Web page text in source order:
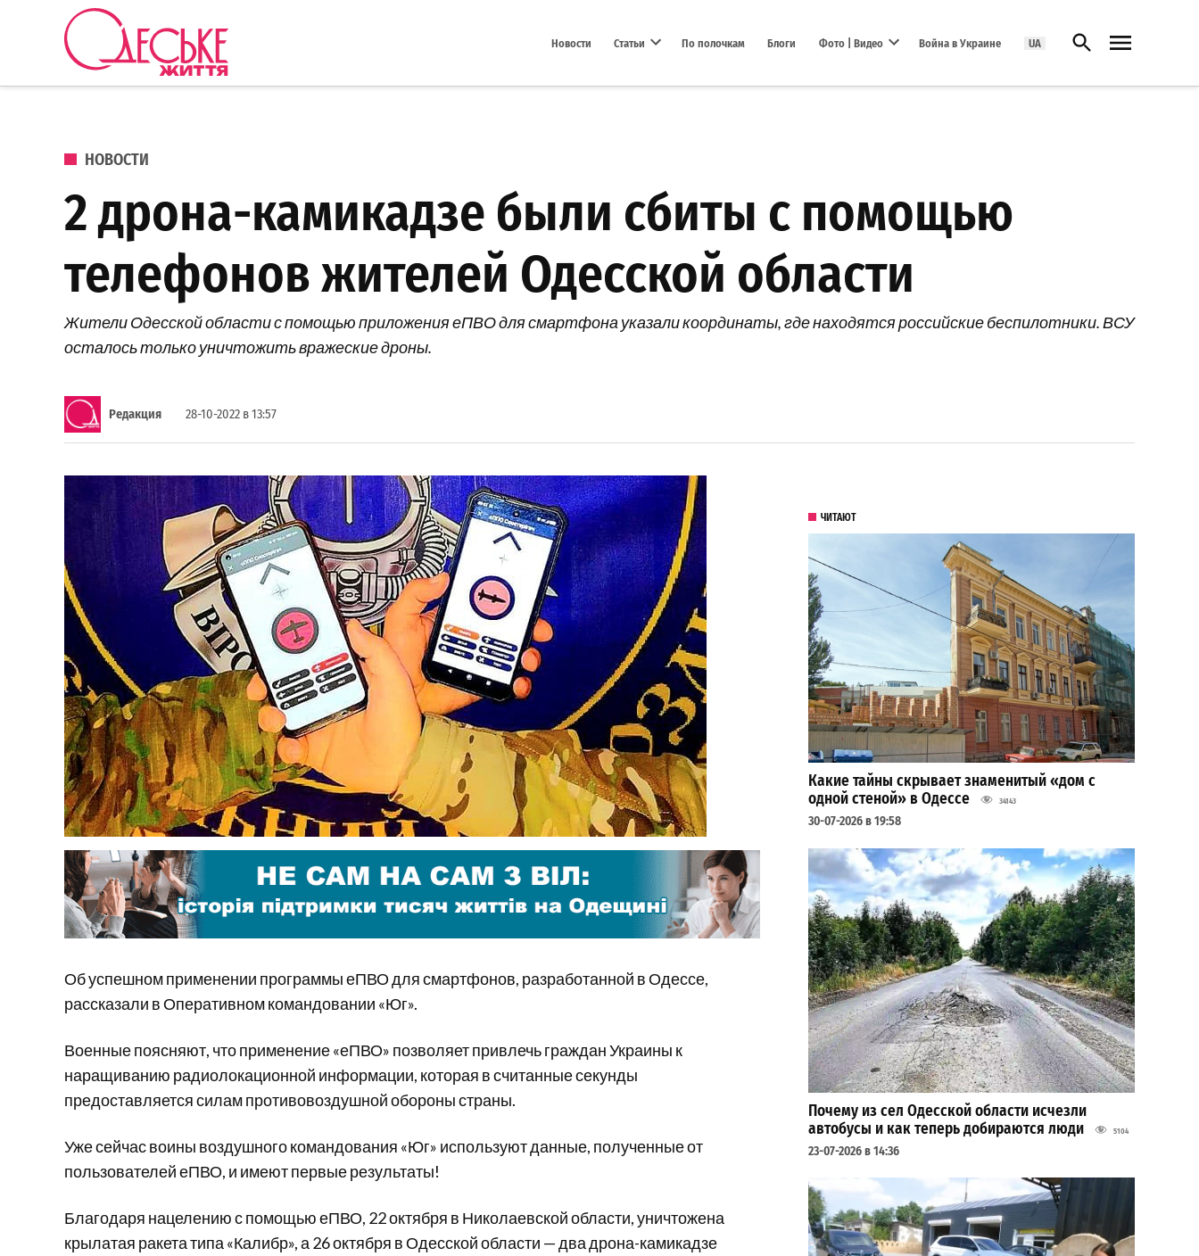
Перейти к содержанию
Новости Статьи По полочкам Блоги Фото | Видео Война в Украине UA Открыть поиск
ОПУБЛИКОВАНО В
НОВОСТИ
2 дрона-камикадзе были сбиты с помощью
телефонов жителей Одесской области
Жители Одесской области с помощью приложения еПВО для смартфона указали координаты, где находятся российские беспилотники. ВСУ
осталось только уничтожить вражеские дроны.
Редакция 28-10-2022 в 13:57
Об успешном применении программы еПВО для смартфонов, разработанной в Одессе,
рассказали в Оперативном командовании «Юг».
Военные поясняют, что применение «еПВО» позволяет привлечь граждан Украины к
наращиванию радиолокационной информации, которая в считанные секунды
предоставляется силам противовоздушной обороны страны.
Уже сейчас воины воздушного командования «Юг» используют данные, полученные от
пользователей еПВО, и имеют первые результаты!
Благодаря нацелению с помощью еПВО, 22 октября в Николаевской области, уничтожена
крылатая ракета типа «Калибр», а 26 октября в Одесской области — два дрона-камикадзе
ЧИТАЮТ
Какие тайны скрывает знаменитый «дом с
одной стеной» в Одессе
34143
30-07-2026 в 19:58
Почему из сел Одесской области исчезли
автобусы и как теперь добираются люди
5104
23-07-2026 в 14:36